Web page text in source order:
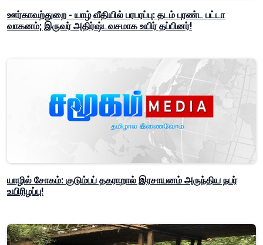
ஊர்காவற்துறை - யாழ் வீதியில் பரபரப்பு: தடம் புரண்ட பட்டா
வாகனம்; இருவர் அதிர்ஷ்டவசமாக உயிர் தப்பினர்!
யாழில் சோகம்: குடும்பப் தகராறால் இரசாயனம் அருந்திய நபர்
உயிரிழப்பு!